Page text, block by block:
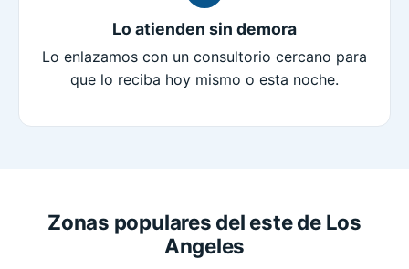
Lo atienden sin demora
Lo enlazamos con un consultorio cercano para
que lo reciba hoy mismo o esta noche.
Zonas populares del este de Los
Angeles